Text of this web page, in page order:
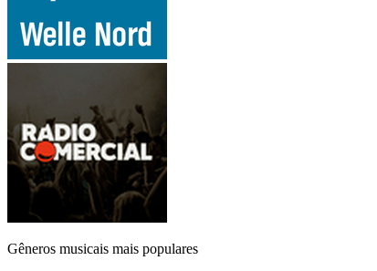
Gêneros musicais mais populares